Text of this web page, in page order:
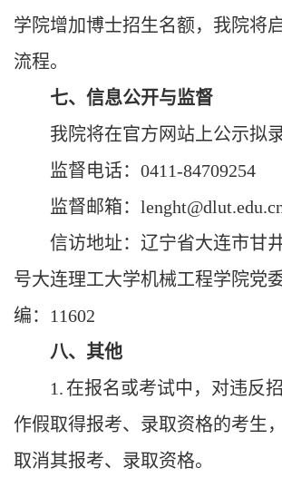
学院增加博士招生名额，我院将
流程。
七、信息公开与监督
我院将在官方网站上公示拟
监督电话： 0411-84709254
监督邮箱：
信访地址：辽宁省大连市甘
号大连理工大学机械工程学院党
编：11602
八、其他
1. 在报名或考试中，对违反
作假取得报考、录取资格的考生
取消其报考、录取资格。